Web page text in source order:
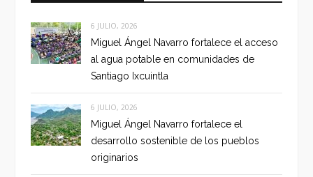
6 JULIO, 2026
Miguel Ángel Navarro fortalece el acceso
al agua potable en comunidades de
Santiago Ixcuintla
6 JULIO, 2026
Miguel Ángel Navarro fortalece el
desarrollo sostenible de los pueblos
originarios